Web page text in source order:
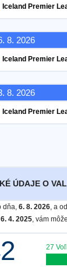
8. 2026
8. 2026
ÚDAJE O
dňa, 6. 8. 2026, a
6. 4. 2025, vám
27